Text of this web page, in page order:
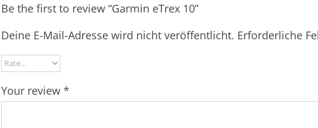
Be the first to review “Garmin eTrex 10”
Deine E-Mail-Adresse wird nicht veröffentlicht. Erforderliche
Your review *